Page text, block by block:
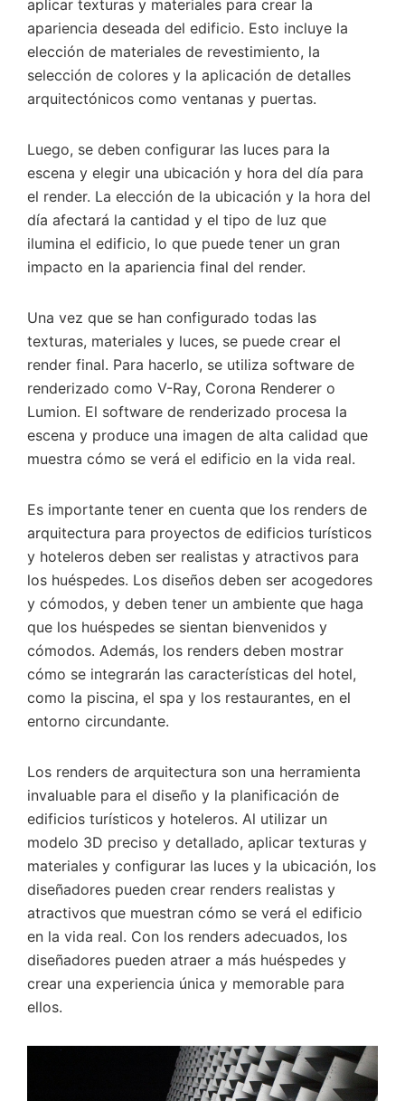
aplicar texturas y materiales para crear la
apariencia deseada del edificio. Esto incluye la
elección de materiales de revestimiento, la
selección de colores y la aplicación de detalles
arquitectónicos como ventanas y puertas.
Luego, se deben configurar las luces para la
escena y elegir una ubicación y hora del día para
el render. La elección de la ubicación y la hora del
día afectará la cantidad y el tipo de luz que
ilumina el edificio, lo que puede tener un gran
impacto en la apariencia final del render.
Una vez que se han configurado todas las
texturas, materiales y luces, se puede crear el
render final. Para hacerlo, se utiliza software de
renderizado como V-Ray, Corona Renderer o
Lumion. El software de renderizado procesa la
escena y produce una imagen de alta calidad que
muestra cómo se verá el edificio en la vida real.
Es importante tener en cuenta que los renders de
arquitectura para proyectos de edificios turísticos
y hoteleros deben ser realistas y atractivos para
los huéspedes. Los diseños deben ser acogedores
y cómodos, y deben tener un ambiente que haga
que los huéspedes se sientan bienvenidos y
cómodos. Además, los renders deben mostrar
cómo se integrarán las características del hotel,
como la piscina, el spa y los restaurantes, en el
entorno circundante.
Los renders de arquitectura son una herramienta
invaluable para el diseño y la planificación de
edificios turísticos y hoteleros. Al utilizar un
modelo 3D preciso y detallado, aplicar texturas y
materiales y configurar las luces y la ubicación, los
diseñadores pueden crear renders realistas y
atractivos que muestran cómo se verá el edificio
en la vida real. Con los renders adecuados, los
diseñadores pueden atraer a más huéspedes y
crear una experiencia única y memorable para
ellos.